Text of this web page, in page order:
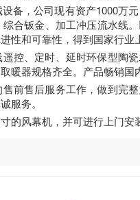
备，公司现有资产1000万
合钣金、加工冲压流水线
性和可靠性，得到国家行业
控、定时、延时环保型陶
暖器规格齐全。产品畅销国
前售后服务工作，做到完
服务。
的风幕机，并可进行上门安